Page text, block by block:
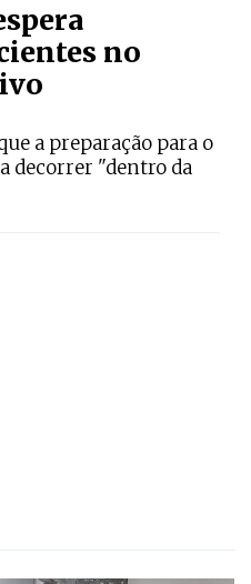
no
a preparação para o
decorrer "dentro da